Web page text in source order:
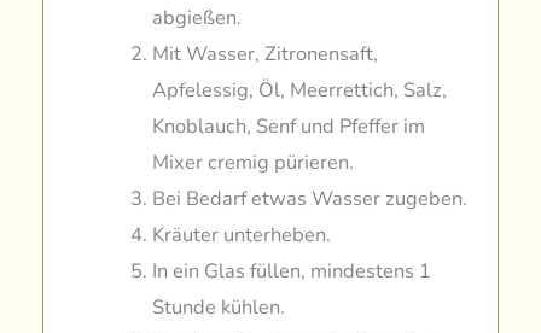
abgießen.
Mit Wasser, Zitronensaft,
Apfelessig, Öl, Meerrettich, Salz,
Knoblauch, Senf und Pfeffer im
Mixer cremig pürieren.
Bei Bedarf etwas Wasser zugeben.
Kräuter unterheben.
In ein Glas füllen, mindestens 1
Stunde kühlen.